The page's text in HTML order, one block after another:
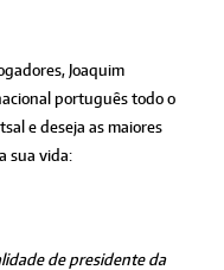
Joaquim
português todo o
e deseja as maiores
sua vida:
de presidente da